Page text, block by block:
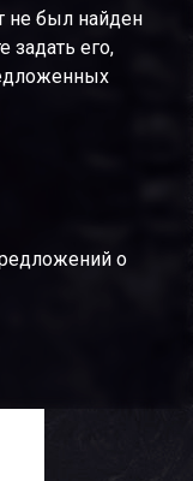
не был найден
задать его,
о